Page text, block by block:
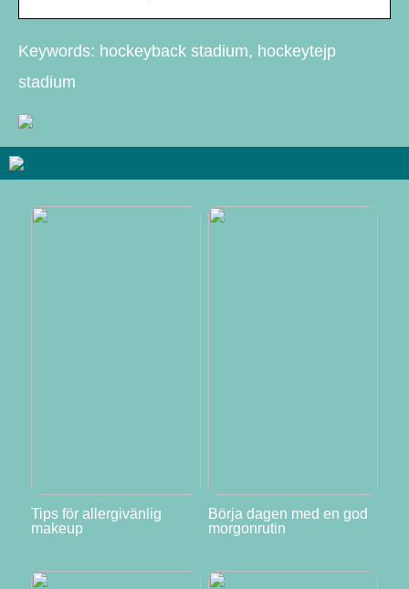
Keywords: hockeyback stadium, hockeytejp
stadium
Tips för allergivänlig
makeup
Börja dagen med en god
morgonrutin